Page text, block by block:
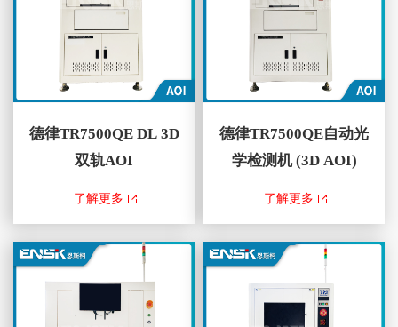
路板翘曲。TR7...
术与先进的平台稳定...
德律TR7500QE DL 3D
双轨AOI
TR7500QE DL 3D双轨AOI ，藉
投影及四个低视角相机为基础的
新世代多角度2D和3D技术，提
供了优越的3D锡点和元件组装
检测功能。最新的检测软体采用
了解更多
德律TR7500QE自动光
学检测机 (3D AOI)
TR7500QE 3DAOI ，藉由结合以
个低视角相机为基础的新世代多
角度2D和3D技术，提供了优越
的3D锡点和元件组装检测功
能。最新的检测软体采用快速
了解更多